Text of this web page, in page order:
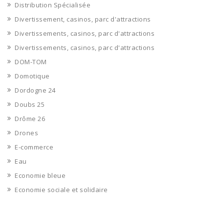
Distribution Spécialisée
Divertissement, casinos, parc d'attractions
Divertissements, casinos, parc d'attractions
Divertissements, casinos, parc d'attractions
DOM-TOM
Domotique
Dordogne 24
Doubs 25
Drôme 26
Drones
E-commerce
Eau
Economie bleue
Economie sociale et solidaire